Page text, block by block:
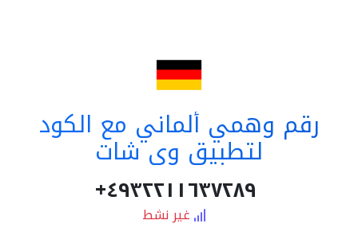
رقم وهمي ألماني مع الكود
لتطبيق وي شات
٤٩٣٢٢١١٦٣٧٢٨٩+
غير نشط